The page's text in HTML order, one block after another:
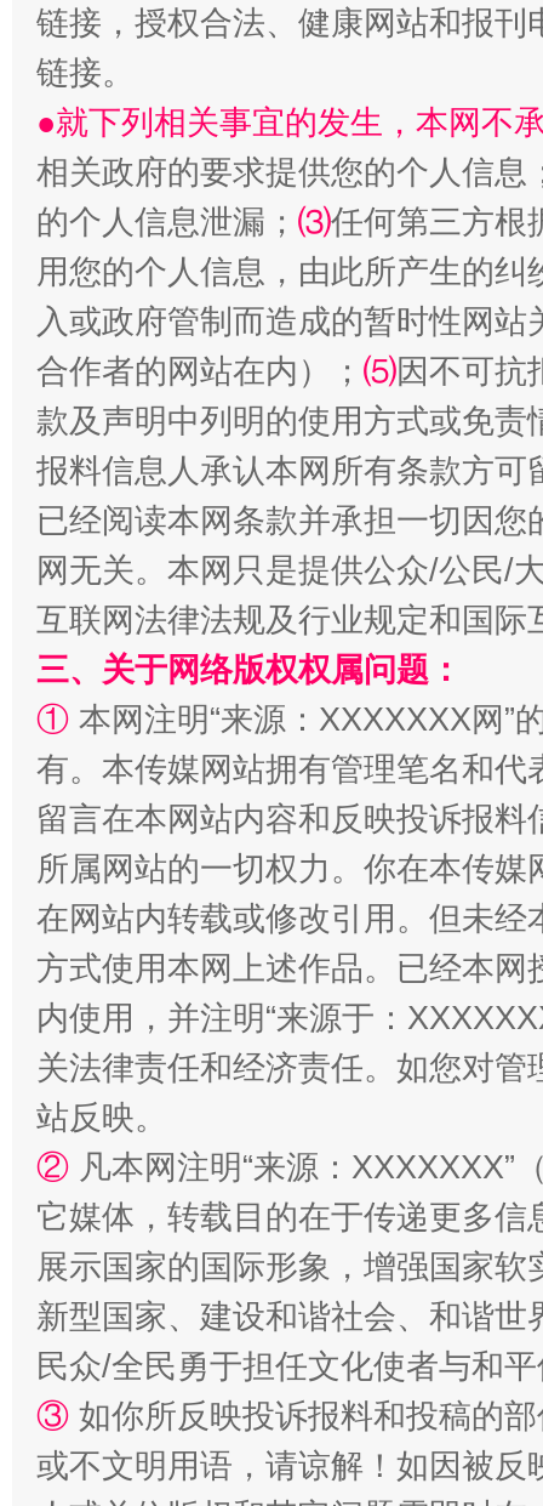
受贿1.44亿！段成刚被判无期 从幼
全民健身五年计划来了！等你上场
阿坝州三大球赛在茂县开幕 规模
国家大学科技园优化重塑工作
扯下公款旅游的“隐身衣” 如何以
链接，授权合法、健康网站和报
链接。
●就下列相关事宜的发生，本网不
相关政府的要求提供您的个人信息
的个人信息泄漏； ⑶任何第三方根
用您的个人信息，由此所产生的纠
入或政府管制而造成的暂时性网
合作者的网站在内）； ⑸因不可抗
款及声明中列明的使用方式或免责
报料信息人承认本网所有条款方
已经阅读本网条款并承担一切因
网无关。本网只是提供公众/公民/
互联网法律法规及行业规定和国
三、关于网络版权权属问题：
① 本网注明“来源：XXXXXXX网”
有。本传媒网站拥有管理笔名和
留言在本网站内容和反映投诉报
所属网站的一切权力。你在本传
在网站内转载或修改引用。但未
方式使用本网上述作品。已经本
内使用，并注明“来源于：
关法律责任和经济责任。如您对
站反映。
② 凡本网注明“来源：
它媒体，转载目的在于传递更多
展示国家的国际形象，增强国家
新型国家、建设和谐社会、和谐
民众/全民勇于担任文化使者与和
③ 如你所反映投诉报料和投稿的
或不文明用语，请谅解！如因被